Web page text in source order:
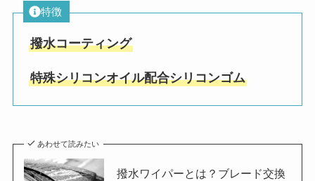
特徴
撥水コーティング
特殊シリコンオイル配合シリコンゴム
あわせて読みたい
撥水ワイパーとは？ブレード交換